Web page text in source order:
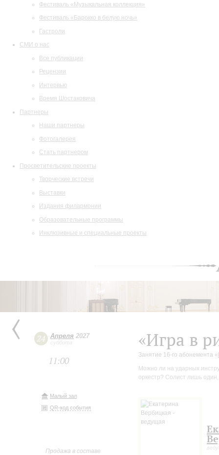
Фестиваль «Музыкальная коллекция»
Фестиваль «Барокко в белую ночь»
Гастроли
СМИ о нас
Все публикации
Рецензии
Интервью
Время Шостаковича
Партнеры
Наши партнеры
Фотогалерея
Стать партнером
Просветительские проекты
Творческие встречи
Выставки
Издания филармонии
Образовательные программы
Инклюзивные и специальные проекты
24 Апреля 2027
суббота
11:00
Малый зал
QR-код события
Продажа в составе
«Игра в
Занятие 16-го абонемента «
Можно ли на ударных
оркестр? Солист лишь